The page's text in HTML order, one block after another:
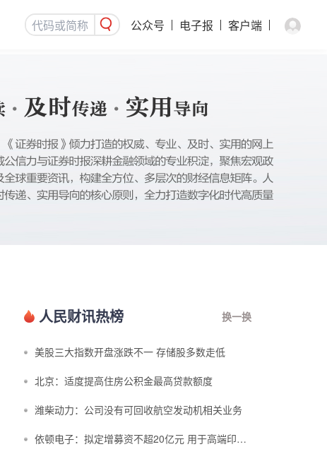
公众号 电子报 客户端
人民财讯热榜 换一换
美股三大指数开盘涨跌不一 存储股多数走低
北京：适度提高住房公积金最高贷款额度
潍柴动力：公司没有可回收航空发动机相关业务
依顿电子：拟定增募资不超20亿元 用于高端印制电路板等项目